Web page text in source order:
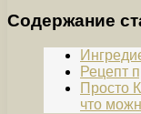
Содержание
Рецепт
Просто
что